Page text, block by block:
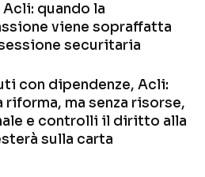
quando la
viene sopraffatta
securitaria
con dipendenze, Acli:
riforma, ma senza risorse,
e controlli il diritto alla
sulla carta